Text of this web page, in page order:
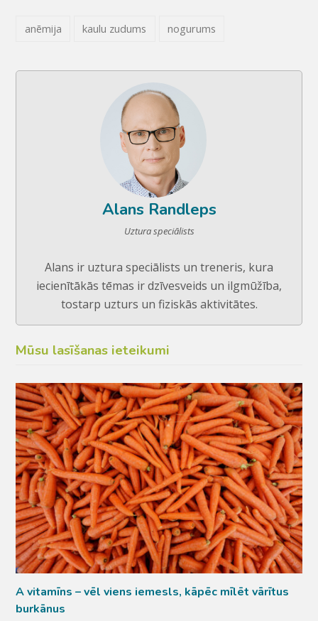
anēmija kaulu zudums nogurums
Alans Randleps
Uztura speciālists
Alans ir uztura speciālists un treneris, kura
iecienītākās tēmas ir dzīvesveids un ilgmūžība,
tostarp uzturs un fiziskās aktivitātes.
Mūsu lasīšanas ieteikumi
A vitamīns – vēl viens iemesls, kāpēc mīlēt vārītus
burkānus